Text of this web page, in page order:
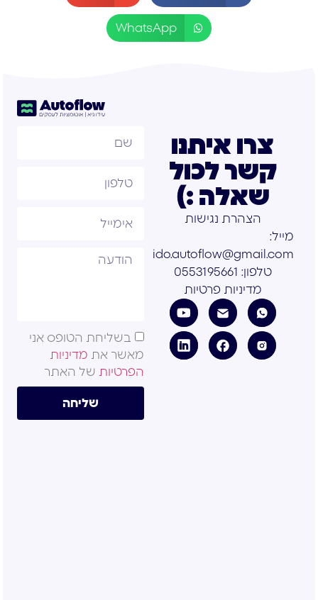
WhatsApp
צרו איתנו
קשר לכול
שאלה :)
הצהרת נגישות
מייל:
ido.autoflow@gmail.com
טלפון: 0553195661
מדיניות פרטיות
בשליחת הטופס אני
מאשר את מדיניות
הפרטיות של האתר
שליחה